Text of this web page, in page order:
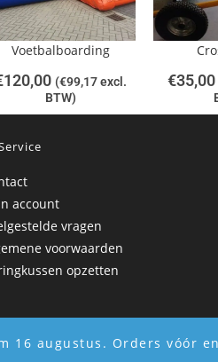
augustus. Orders vóór
Voetbalboarding
120,00 (€99,17excl.
BTW)
€35,00
account
vragen
voorwaarden
opzetten